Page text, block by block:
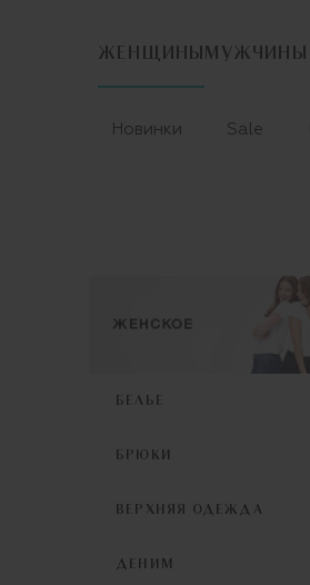
ЖЕНЩИНЫ МУЖЧИНЫ
Новинки Sale
БЕЛЬЕ
БРЮКИ
ВЕРХНЯЯ ОДЕЖДА
ДЕНИМ